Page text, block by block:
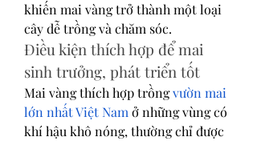
khiến mai vàng trở thành một loại
cây dễ trồng và chăm sóc.
Điều kiện thích hợp để mai
sinh trưởng, phát triển tốt
Mai vàng thích hợp trồng vườn mai
lớn nhất Việt Nam ở những vùng có
khí hậu khô nóng, thường chỉ được